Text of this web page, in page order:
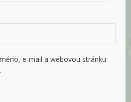
e-mail a webovou stránku